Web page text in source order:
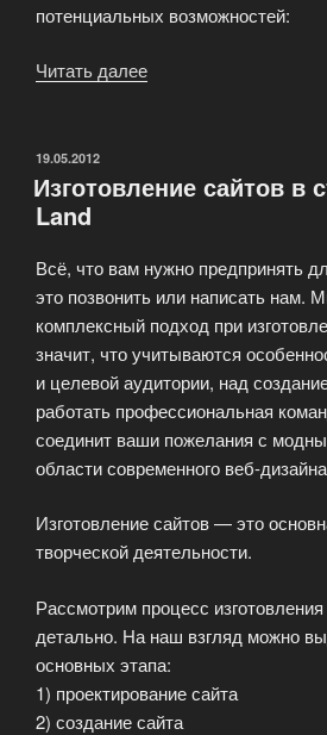
потенциальных возможностей:
Читать далее
ОПУБЛИКОВАНО
19.05.2012
Изготовление сайтов в
Land
Всё, что вам нужно предпринять
это позвонить или написать нам.
комплексный подход при
значит, что учитываются
и целевой аудитории, над
работать профессиональная
соединит ваши пожелания с
области современного веб-
Изготовление сайтов — это
творческой деятельности.
Рассмотрим процесс
детально. На наш взгляд можно
основных этапа:
1) проектирование сайта
2) создание сайта